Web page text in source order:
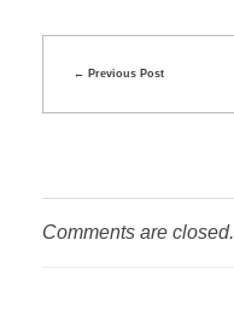
Previous Post
Comments are closed.